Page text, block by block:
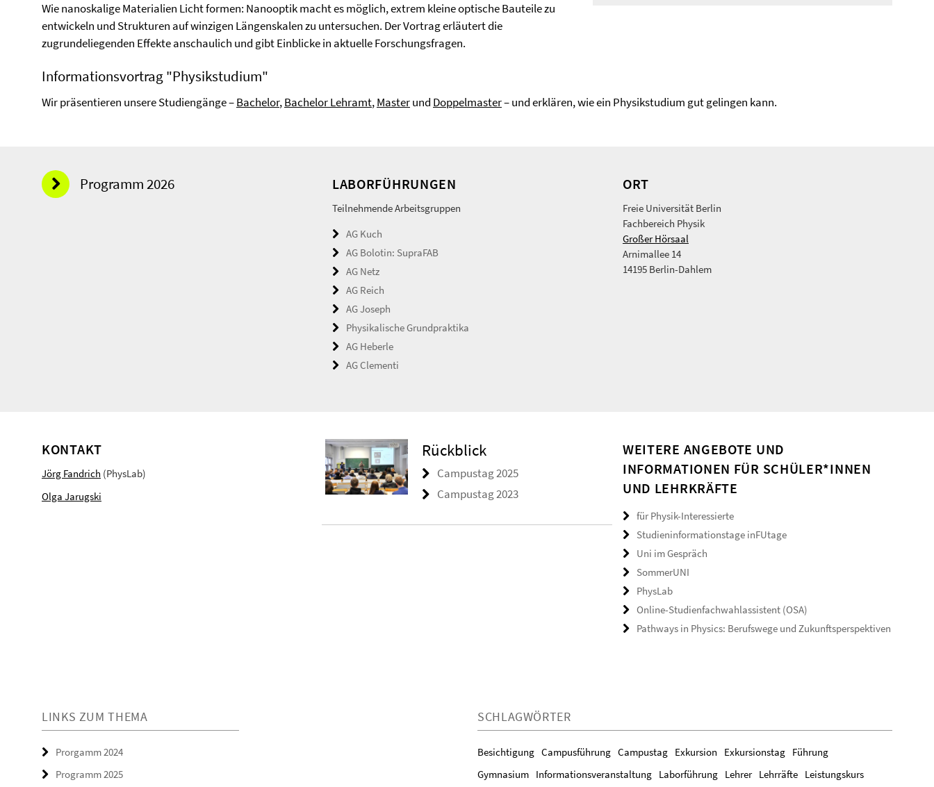
Wie nanoskalige Materialien Licht formen: Nanooptik macht es möglich, extrem kleine optische Bauteile zu
entwickeln und Strukturen auf winzigen Längenskalen zu untersuchen. Der Vortrag erläutert die
zugrundeliegenden Effekte anschaulich und gibt Einblicke in aktuelle Forschungsfragen.
Informationsvortrag "Physikstudium"
Wir präsentieren unsere Studiengänge –Bachelor,Bachelor Lehramt,Masterund Doppelmaster– und erklären, wie ein Physikstudium gut gelingen kann.
Programm 2026 LABORFÜHRUNGEN
Teilnehmende Arbeitsgruppen
AG Kuch
AG Bolotin: SupraFAB
AG Netz
AG Reich
AG Joseph
Physikalische Grundpraktika
AG Heberle
AG Clementi
ORT
Freie Universität Berlin
Fachbereich Physik
Großer Hörsaal
Arnimallee 14
14195 Berlin-Dahlem
KONTAKT
Jörg Fandrich (PhysLab)
Olga Jarugski
Rückblick
Campustag 2025
Campustag 2023
WEITERE ANGEBOTE UND
INFORMATIONEN FÜR SCHÜLER*INNEN
UND LEHRKRÄFTE
für Physik-Interessierte
Studieninformationstage inFUtage
Uni im Gespräch
SommerUNI
PhysLab
Online-Studienfachwahlassistent (OSA)
Pathways in Physics: Berufswege und Zukunftsperspektiven
LINKS ZUM THEMA
Prorgamm 2024
Programm 2025
SCHLAGWÖRTER
Besichtigung Campusführung Campustag Exkursion Exkursionstag Führung
Gymnasium Informationsveranstaltung Laborführung Lehrer Lehrräfte Leistungskurs